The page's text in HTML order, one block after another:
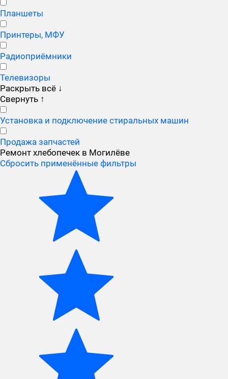
Планшеты
Принтеры, МФУ
Радиоприёмники
Телевизоры
Раскрыть всё ↓
Свернуть ↑
Установка и подключение стиральных машин
Продажа запчастей
Ремонт хлебопечек в Могилёве
Сбросить применённые фильтры